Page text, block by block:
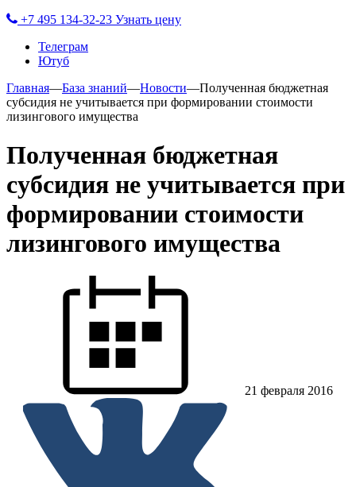
+7 495 134-32-23 Узнать цену
Телеграм
Ютуб
Главная—База знаний—Новости—Полученная бюджетная
субсидия не учитывается при формировании стоимости
лизингового имущества
Полученная бюджетная
субсидия не учитывается при
формировании стоимости
лизингового имущества
21 февраля 2016